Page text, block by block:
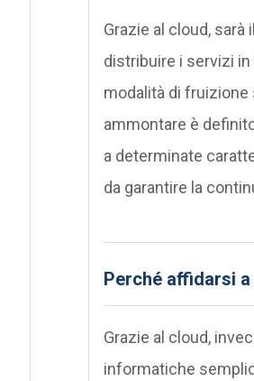
Grazie al cloud,
distribuire i servizi in
modalità di fruizione
ammontare è
a determinate
da garantire la
Perché affidarsi
Grazie al cloud,
informatiche